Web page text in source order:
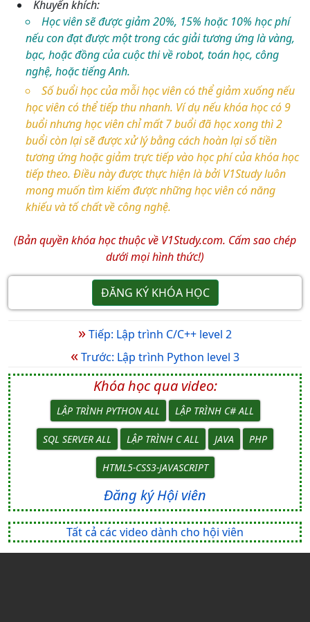
Khuyến khích:
Học viên sẽ được giảm 20%, 15% hoặc 10% học phí
nếu con đạt được một trong các giải tương ứng là vàng,
bạc, hoặc đồng của cuộc thi về robot, toán học, công
nghệ, hoặc tiếng Anh.
Số buổi học của mỗi học viên có thể giảm xuống nếu
học viên có thể tiếp thu nhanh. Ví dụ nếu khóa học có 9
buổi nhưng học viên chỉ mất 7 buổi đã học xong thì 2
buổi còn lại sẽ được xử lý bằng cách hoàn lại số tiền
tương ứng hoặc giảm trực tiếp vào học phí của khóa học
tiếp theo. Điều này được thực hiện là bởi V1Study luôn
mong muốn tìm kiếm được những học viên có năng
khiếu và tố chất về công nghệ.
(Bản quyền khóa học thuộc về V1Study.com. Cấm sao chép
dưới mọi hình thức!)
ĐĂNG KÝ KHÓA HỌC
»Tiếp: Lập trình C/C++ level 2
«Trước: Lập trình Python level 3
Khóa học qua video:
LẬP TRÌNH PYTHON ALL LẬP TRÌNH C# ALL
SQL SERVER ALL LẬP TRÌNH C ALL JAVA PHP
HTML5-CSS3-JAVASCRIPT
Đăng ký Hội viên
Tất cả các video dành cho hội viên